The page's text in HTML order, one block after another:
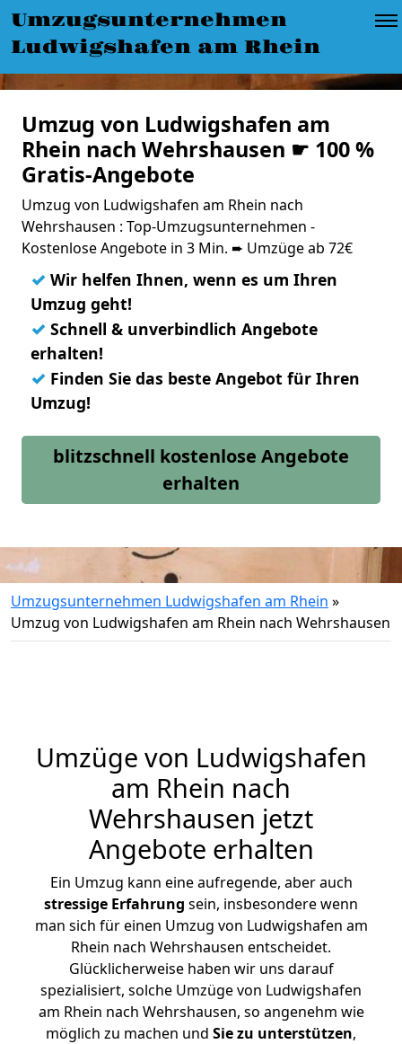
Umzugsunternehmen
Ludwigshafen am Rhein
Umzug von Ludwigshafen am
Rhein nach Wehrshausen ☛ 100 %
Gratis-Angebote
Umzug von Ludwigshafen am Rhein nach
Wehrshausen : Top-Umzugsunternehmen -
Kostenlose Angebote in 3 Min. ➨ Umzüge ab 72€
✓ Wir helfen Ihnen, wenn es um Ihren
Umzug geht!
✓ Schnell & unverbindlich Angebote
erhalten!
✓ Finden Sie das beste Angebot für Ihren
Umzug!
blitzschnell kostenlose Angebote
erhalten
Umzugsunternehmen Ludwigshafen am Rhein »
Umzug von Ludwigshafen am Rhein nach Wehrshausen
Umzüge von Ludwigshafen
am Rhein nach
Wehrshausen jetzt
Angebote erhalten
Ein Umzug kann eine aufregende, aber auch
stressige Erfahrung sein, insbesondere wenn
man sich für einen Umzug von Ludwigshafen am
Rhein nach Wehrshausen entscheidet.
Glücklicherweise haben wir uns darauf
spezialisiert, solche Umzüge von Ludwigshafen
am Rhein nach Wehrshausen, so angenehm wie
möglich zu machen und Sie zu unterstützen,